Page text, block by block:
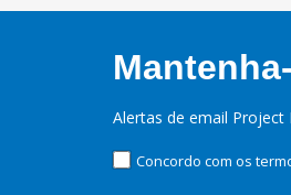
Alertas de email Project
Concordo com os